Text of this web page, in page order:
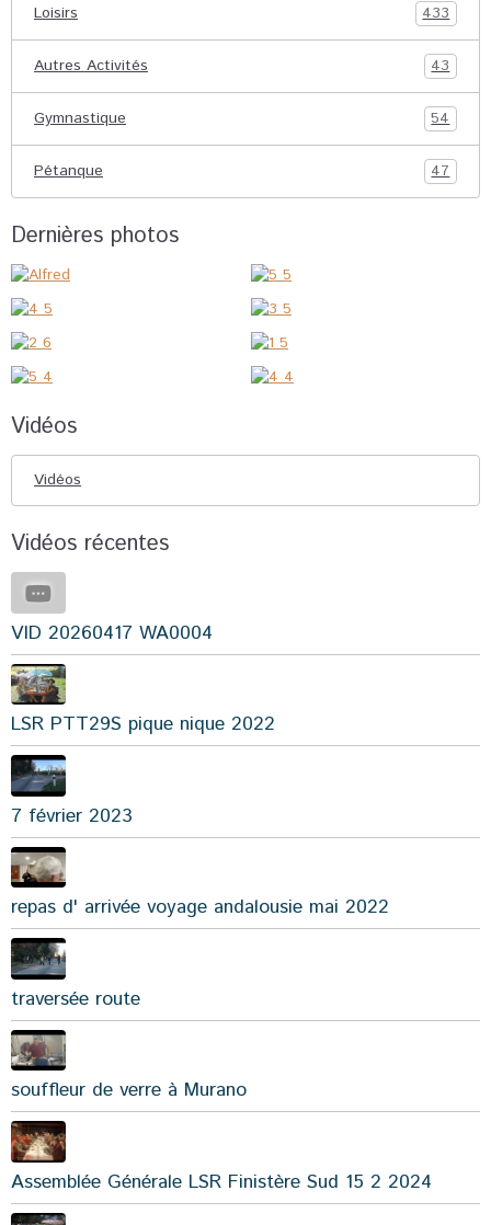
Loisirs 433
Autres Activités 43
Gymnastique 54
Pétanque 47
Dernières photos
Vidéos
Vidéos
Vidéos récentes
VID 20260417 WA0004
LSR PTT29S pique nique 2022
7 février 2023
repas d' arrivée voyage andalousie mai 2022
traversée route
souffleur de verre à Murano
Assemblée Générale LSR Finistère Sud 15 2 2024